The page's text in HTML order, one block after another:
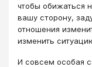
чтобы обижаться
вашу сторону,
отношения
изменить
И совсем особая